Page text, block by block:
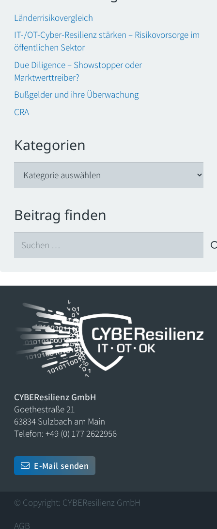
Länderrisikovergleich
IT-/OT-Cyber-Resilienz stärken – Risikovorsorge im
öffentlichen Sektor
Due Diligence – Showstopper oder
Marktwerttreiber?
Bußgelder und ihre Überwachung
CRA
Kategorien
Beitrag finden
nach:
CYBEResilienz GmbH
Goethestraße 21
63834 Sulzbach am Main
Telefon: +49 (0) 177 2622956
E-Mail senden
© Copyright: CYBEResilienz GmbH
AGB